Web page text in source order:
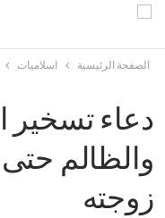
الصفحة الرئيسية اسلاميات
دعاء تسخير
والظالم
زوجته